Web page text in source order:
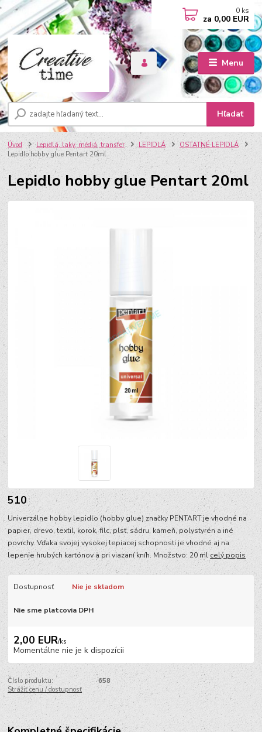
Menu
Hľadať
0 ks
za 0,00 EUR
Úvod Lepidlá, laky, médiá, transfer LEPIDLÁ
OSTATNÉ LEPIDLÁ
Lepidlo hobby glue Pentart 20ml
Lepidlo hobby glue Pentart 20ml
510
Univerzálne hobby lepidlo (hobby glue) značky PENTART je vhodné na
papier, drevo, textil, korok, filc, plsť, sádru, kameň, polystyrén a iné
povrchy. Vďaka svojej vysokej lepiacej schopnosti je vhodné aj na
lepenie hrubých kartónov a pri viazaní kníh. Množstvo: 20 ml celý popis
Dostupnosť Nie je skladom
Nie sme platcovia DPH
2,00 EUR/ks
Momentálne nie je k dispozícii
Číslo produktu:
658
Strážiť cenu / dostupnosť